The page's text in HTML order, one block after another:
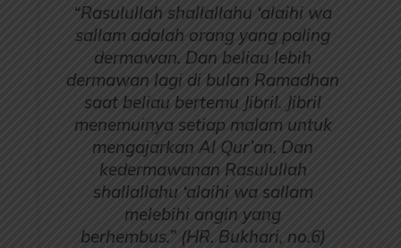
“Rasulullah shallallahu ‘alaihi wa
sallam adalah orang yang paling
dermawan. Dan beliau lebih
dermawan lagi di bulan Ramadhan
saat beliau bertemu Jibril. Jibril
menemuinya setiap malam untuk
mengajarkan Al Qur’an. Dan
kedermawanan Rasulullah
shallallahu ‘alaihi wa sallam
melebihi angin yang
berhembus.”(HR. Bukhari, no.6)